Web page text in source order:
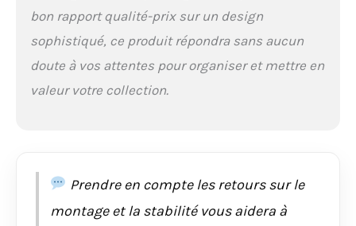
pour compléter
parfaitement n'importe
quelle décoration de
pièce Assemblage
facile : conçu pour un
toutes les pièces sont
correctement
bon rapport qualité-prix sur un design
sophistiqué, ce produit répondra sans aucun
doute à vos attentes pour organiser et mettre en
valeur votre collection.
Prendre en compte les retours sur le
montage et la stabilité vous aidera à